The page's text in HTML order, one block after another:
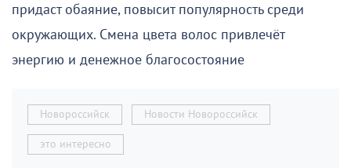
придаст обаяние, повысит популярность среди
окружающих. Смена цвета волос привлечёт
энергию и денежное благосостояние
Новороссийск Новости Новороссийск
это интересно